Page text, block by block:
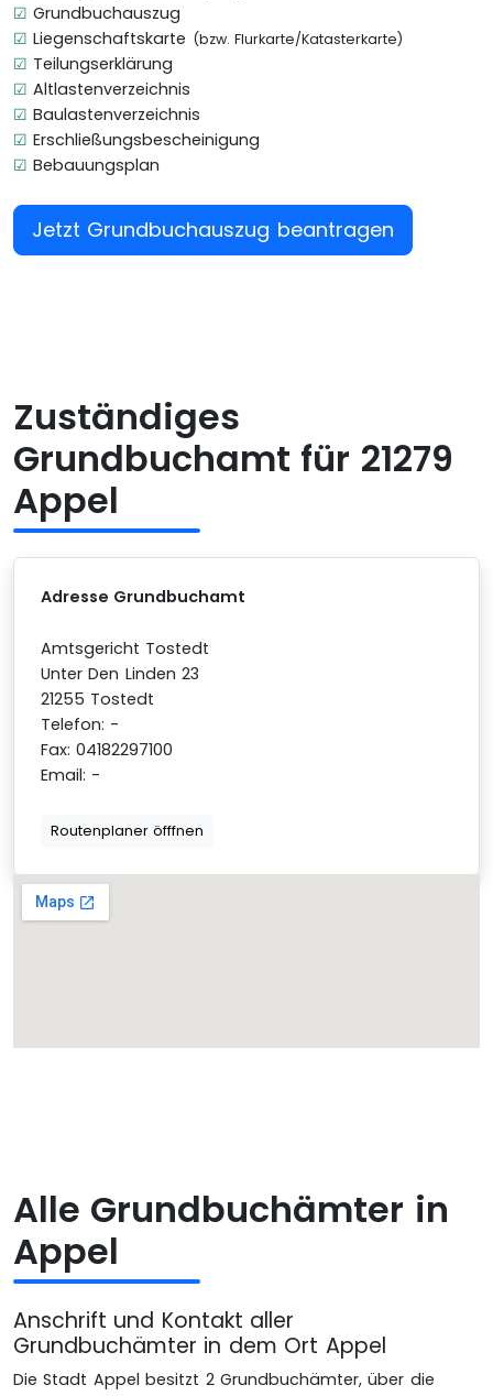
☑Grundbuchauszug
☑Liegenschaftskarte (bzw. Flurkarte/Katasterkarte)
☑ Teilungserklärung
☑Altlastenverzeichnis
☑Baulastenverzeichnis
☑Erschließungsbescheinigung
☑Bebauungsplan
Jetzt Grundbuchauszug beantragen
Zuständiges
Grundbuchamt für 21279
Appel
Adresse Grundbuchamt
Amtsgericht Tostedt
Unter Den Linden 23
21255 Tostedt
Telefon: -
Fax: 04182297100
Email: -
Routenplaner öfffnen
Alle Grundbuchämter in
Appel
Anschrift und Kontakt aller
Grundbuchämter in dem Ort Appel
Die Stadt Appel besitzt 2 Grundbuchämter, über die